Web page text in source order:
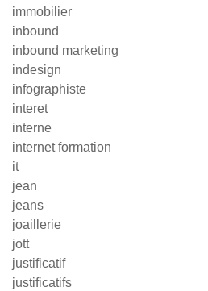
immobilier
inbound
inbound marketing
indesign
infographiste
interet
interne
internet formation
it
jean
jeans
joaillerie
jott
justificatif
justificatifs